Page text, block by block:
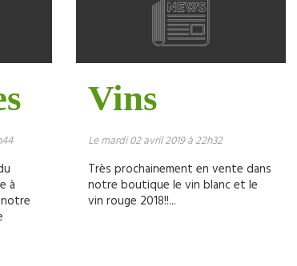
à
Vins
Le mardi 02 avril 2019 à 22h32
Très prochainement en vente dans
notre boutique le vin blanc et le
vin rouge 2018!!...